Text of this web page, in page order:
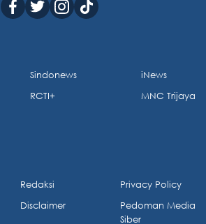
Sindonews
RCTI+
iNews
MNC Trijaya
Redaksi
Disclaimer
Privacy Policy
Pedoman Media
Siber